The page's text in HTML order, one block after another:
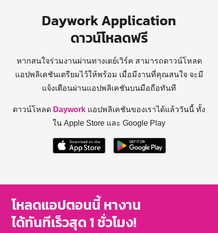
Daywork Application
ดาวน์โหลดฟรี
หากสนใจร่วมงานผ่านทางเดย์เวิร์ค สามารถดาวน์โหลด
แอปพลิเคชันเตรียมไว้ให้พร้อม เมื่อมีงานที่คุณสนใจ จะมี
แจ้งเตือนผ่านแอปพลิเคชันบนมือถือทันที
ดาวน์โหลด Daywork แอปพลิเคชันของเราได้แล้ววันนี้ ทั้ง
ใน Apple Store และ Google Play
โหลดแอปตอนนี้ หางาน
ได้ทันทีเร็วสุด 1 ชั่วโมง!